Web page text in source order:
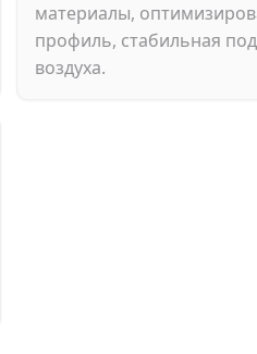
материалы,
профиль, стабильная
воздуха.